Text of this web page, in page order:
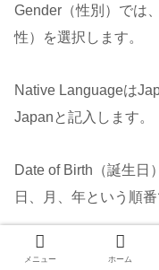
Gender（性別）では
性）を選択します。
Native Languageは
Japanと記入します。
Date of Birth（誕生日
日、月、年という順番
自分（申込者）の住
メニュー ホーム